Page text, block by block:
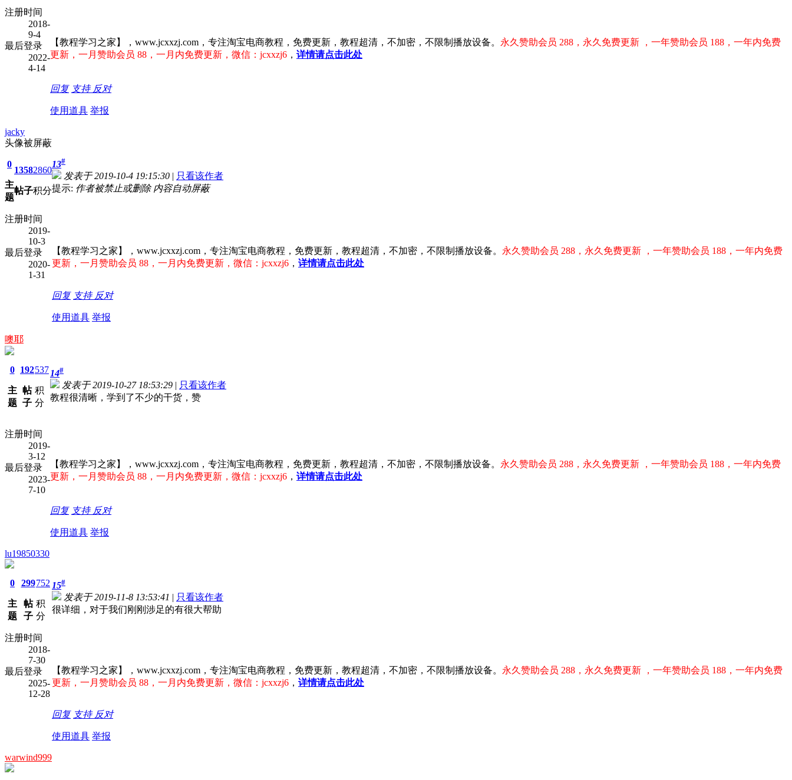
注册时间
2018-
9-4
最后登录
2022-
4-14
【教程学习之家】，www.jcxxzj.com，专注淘宝电商教程，免费更新，教程超清，不加密，不限制播放设备。 永久赞助会员 288，永久免费更新 ，一年赞助会员 188，一年内免费
更新，一月赞助会员 88，一月内免费更新，微信：jcxxzj6 ， 详情请点击此处
回复 支持 反对
使用道具 举报
jacky
头像被屏蔽
0
主
题
1358
帖子
2860
积分
注册时间
2019-
10-3
最后登录
2020-
1-31
13#
发表于 2019-10-4 19:15:30 | 只看该作者
提示: 作者被禁止或删除 内容自动屏蔽
【教程学习之家】，www.jcxxzj.com，专注淘宝电商教程，免费更新，教程超清，不加密，不限制播放设备。 永久赞助会员 288，永久免费更新 ，一年赞助会员 188，一年内免费
更新，一月赞助会员 88，一月内免费更新，微信：jcxxzj6 ， 详情请点击此处
回复 支持 反对
使用道具 举报
噢耶
0
主
题
192
帖
子
537
积
分
注册时间
2019-
3-12
最后登录
2023-
7-10
14#
发表于 2019-10-27 18:53:29 | 只看该作者
教程很清晰，学到了不少的干货，赞
【教程学习之家】，www.jcxxzj.com，专注淘宝电商教程，免费更新，教程超清，不加密，不限制播放设备。 永久赞助会员 288，永久免费更新 ，一年赞助会员 188，一年内免费
更新，一月赞助会员 88，一月内免费更新，微信：jcxxzj6 ， 详情请点击此处
回复 支持 反对
使用道具 举报
lu19850330
0
主
题
299
帖
子
752
积
分
注册时间
2018-
7-30
最后登录
2025-
12-28
15#
发表于 2019-11-8 13:53:41 | 只看该作者
很详细，对于我们刚刚涉足的有很大帮助
【教程学习之家】，www.jcxxzj.com，专注淘宝电商教程，免费更新，教程超清，不加密，不限制播放设备。 永久赞助会员 288，永久免费更新 ，一年赞助会员 188，一年内免费
更新，一月赞助会员 88，一月内免费更新，微信：jcxxzj6 ， 详情请点击此处
回复 支持 反对
使用道具 举报
warwind999